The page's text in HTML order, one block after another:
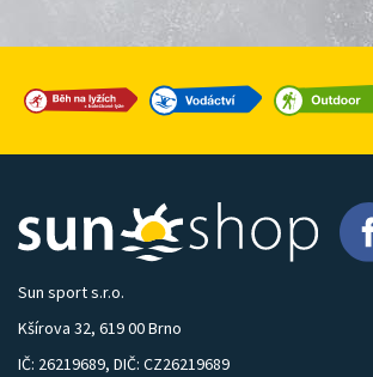
Sun sport s.r.o.
Kšírova 32, 619 00 Brno
IČ: 26219689, DIČ: CZ26219689